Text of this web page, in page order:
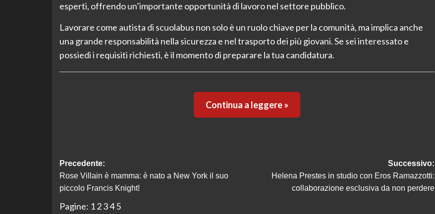
esperti, offrendo un’importante opportunità di lavoro nel settore pubblico.
Lavorare come autista di scuolabus non solo è un ruolo chiave per la comunità, ma implica anche
una grande responsabilità nella sicurezza e nel trasporto dei più giovani. Se sei interessato e
possiedi i requisiti richiesti, è il momento di preparare la tua candidatura.
Continua a leggere »
Navigazione
articolo
Precedente:
Rose Villain è mamma: è nato a New York il suo
piccolo Francis Knight!
Successivo:
Helena Prestes in studio con Eros Ramazzotti:
collaborazione esclusiva da non perdere
Pagine: 1 2 34 5